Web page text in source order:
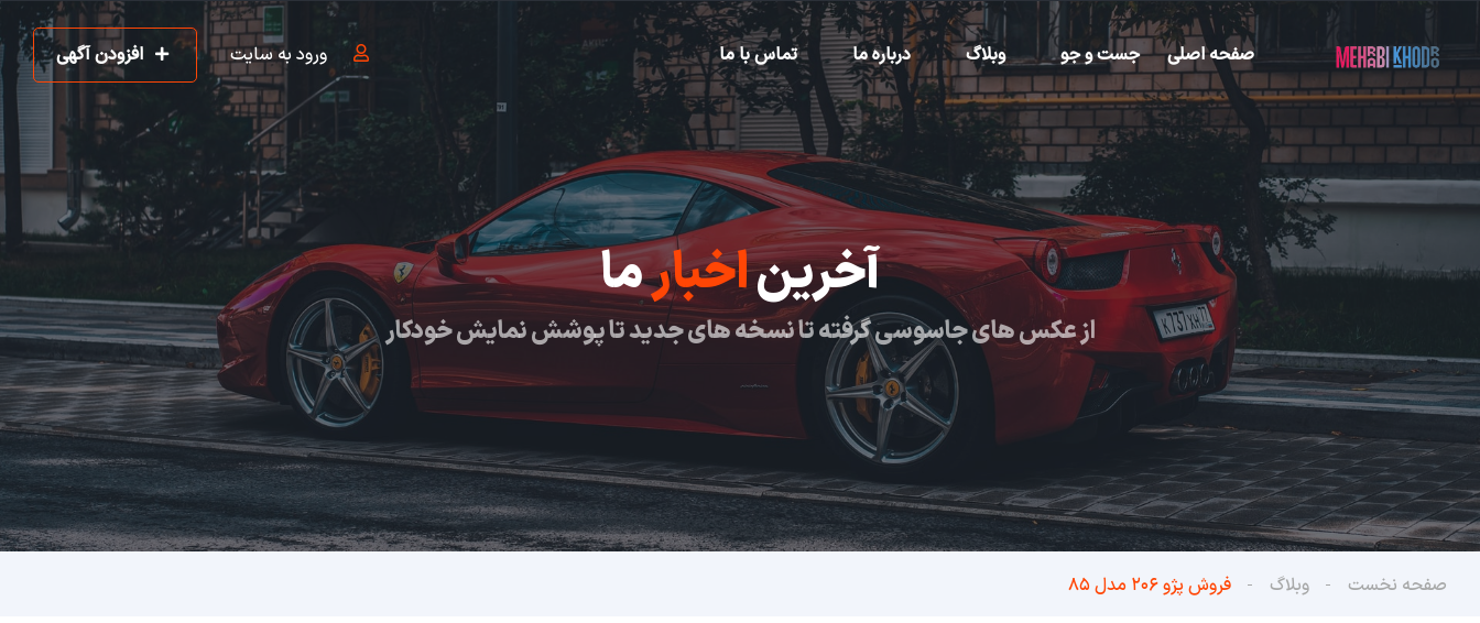
صفحه اصلی جست و جو وبلاگ درباره ما تماس با ما ورود به سایت افزودن آگهی
آخریناخبارما
از عکس های جاسوسی گرفته تا نسخه های جدید تا پوشش نمایش خودکار
صفحه نخست وبلاگ فروش پژو ۲۰۶ مدل ۸۵